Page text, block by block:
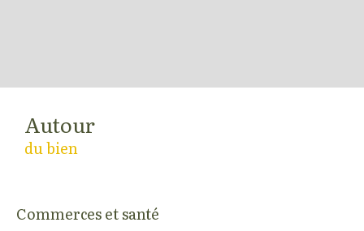
Autour
du bien
Commerces et santé